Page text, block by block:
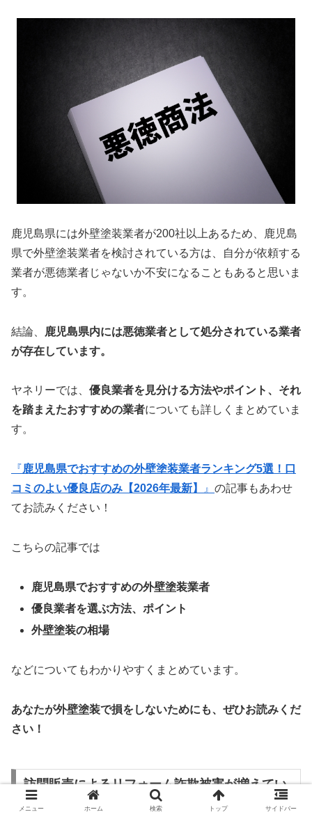
鹿児島県には外壁塗装業者が200社以上あるため、鹿児島
県で外壁塗装業者を検討されている方は、自分が依頼する
業者が悪徳業者じゃないか不安になることもあると思いま
す。
結論、
鹿児島県内には悪徳業者として処分されている業者
が存在しています。
ヤネリーでは、 優良業者を見分ける方法やポイント、それ
を踏まえたおすすめの業者についても詳しくまとめていま
す。
『鹿児島県でおすすめの外壁塗装業者ランキング5選！口
コミのよい優良店のみ【2026年最新】
』 の記事もあわせ
てお読みください！
こちらの記事では
鹿児島県でおすすめの外壁塗装業者
優良業者を選ぶ方法、ポイント
外壁塗装の相場
などについてもわかりやすくまとめています。
あなたが外壁塗装で損をしないためにも、ぜひお読みくだ
さい！
訪問販売によるリフォーム詐欺被害が増えてい
ます
メニュー ホーム 検索 トップ サイドバー